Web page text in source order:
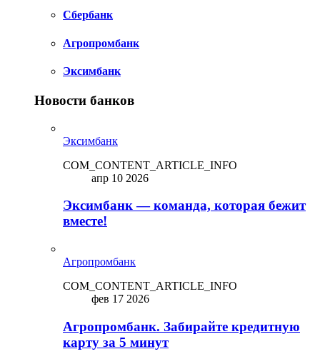
Сбербанк
Агропромбанк
Эксимбанк
Новости банков
Эксимбанк
COM_CONTENT_ARTICLE_INFO
апр 10 2026
Эксимбанк — команда, которая бежит
вместе!
Агропромбанк
COM_CONTENT_ARTICLE_INFO
фев 17 2026
Агропромбанк. Забирайте кредитную
карту за 5 минут